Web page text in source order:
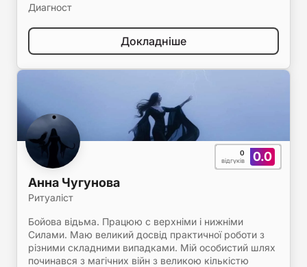
Диагност
Докладніше
0.0
0
відгуків
Анна Чугунова
Ритуаліст
Бойова відьма. Працюю с верхніми і нижніми
Силами. Маю великий досвід практичної роботи з
різними складними випадками. Мій особистий шлях
починався з магічних війн з великою кількістю